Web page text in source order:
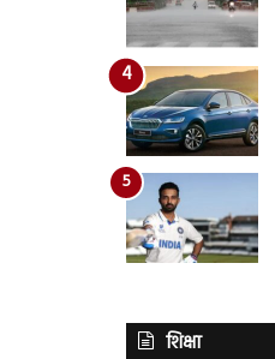
शिक्षा